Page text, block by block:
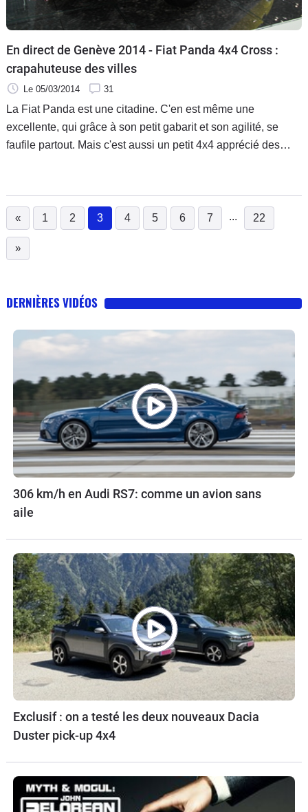
En direct de Genève 2014 - Fiat Panda 4x4 Cross :
crapahuteuse des villes
Le 05/03/2014 31
La Fiat Panda est une citadine. C'en est même une
excellente, qui grâce à son petit gabarit et son agilité, se
faufile partout. Mais c'est aussi un petit 4x4 apprécié des
devient voyante, et encore plus efficace. Pour une utilisation
urbaine ?
« 1 2 3
(current)
4 5 6 7 ... 22
»
DERNIÈRES VIDÉOS
306 km/h en Audi RS7: comme un avion sans
aile
Exclusif : on a testé les deux nouveaux Dacia
Duster pick-up 4x4